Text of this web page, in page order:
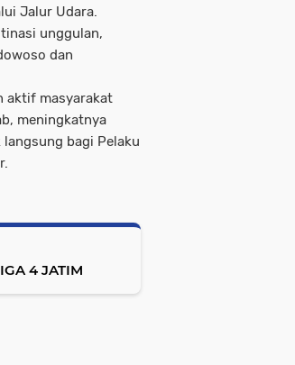
Jalur Udara.
unggulan,
dan
aktif masyarakat
meningkatnya
bagi Pelaku
4 JATIM